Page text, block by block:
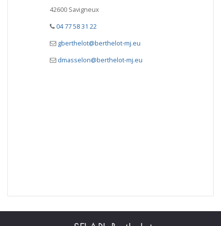
42600 Savigneux
04 77 58 31 22
gberthelot@berthelot-mj.eu
dmasselon@berthelot-mj.eu